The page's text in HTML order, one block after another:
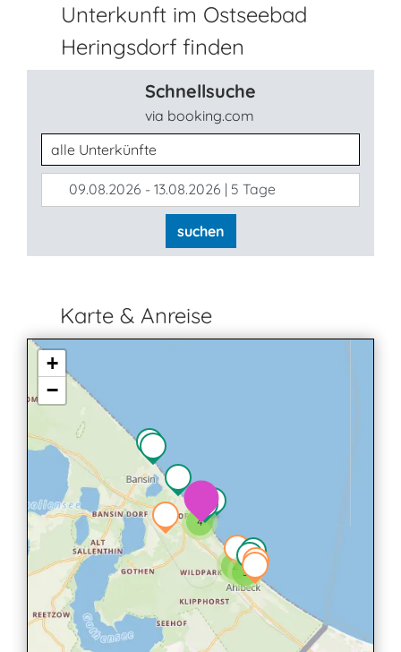
Unterkunft im Ostseebad
Heringsdorf finden
Schnellsuche
via booking.com
Unterkunftsart
09.08.2026 - 13.08.2026 | 5 Tage
suchen
Karte & Anreise
2 3
4
+
−